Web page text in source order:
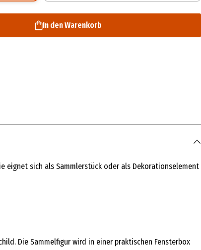
In den Warenkorb
eignet sich als Sammlerstück oder als Dekorationselement
Die Sammelfigur wird in einer praktischen Fensterbox